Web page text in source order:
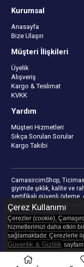
Kurumsal
Anasayfa
Bize Ulaşın
Müşteri İlişkileri
Üyelik
Alışveriş
Kargo & Teslimat
KVKK
Yardım
Müşteri Hizmetleri
Sıkça Sorulan Sorular
Kargo Takibi
CamasircimShop,
giyimde şıklık, kalite ve
sertifikalı güvenli ödeme,
alışverişinizi keyifli bir
© 2023
Çerez Kullanımı
Çerezler (cookie),
hizmetlerimizi daha etkin
sağlamaktadır. Çerezlerle
Güvenlik & Gizlilik